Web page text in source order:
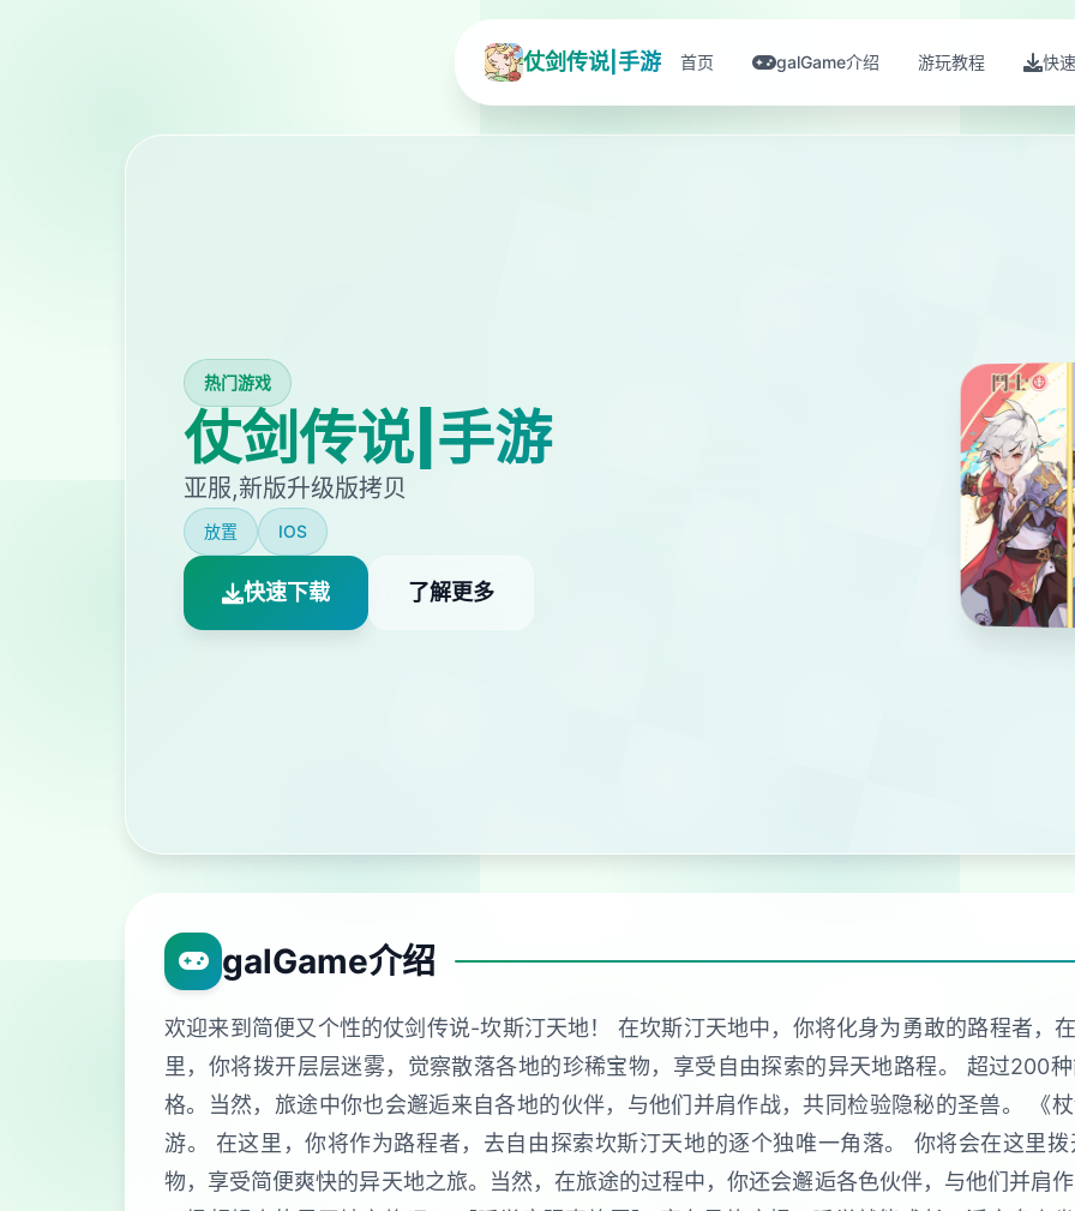
仗剑传说|手游 首页 galGame介绍 游玩教程 快
热门游戏
仗剑传说|手游
亚服,新版升级版拷贝
放置 IOS
快速下载 了解更多
galGame介绍
欢迎来到简便又个性的仗剑传说-坎斯汀天地！ 在坎斯汀天地中，你将化身为勇敢的路程者，
里，你将拨开层层迷雾，觉察散落各地的珍稀宝物，享受自由探索的异天地路程。 超过200
格。当然，旅途中你也会邂逅来自各地的伙伴，与他们并肩作战，共同检验隐秘的圣兽。 《
游。 在这里，你将作为路程者，去自由探索坎斯汀天地的逐个独唯一角落。 你将会在这里
物，享受简便爽快的异天地之旅。当然，在旅途的过程中，你还会邂逅各色伙伴，与他们并肩